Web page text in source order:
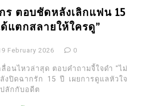
ร ตอบชัดหลังเลิกแฟน 15
แตกสลายให้ใครดู”
February 2026 0
อนไหวล่าสุด ตอบคำถามจี้ใจดำ "ไม่
งปิดฉากรัก 15 ปี เผยการดูแลหัวใจ
ลักกับอดีต